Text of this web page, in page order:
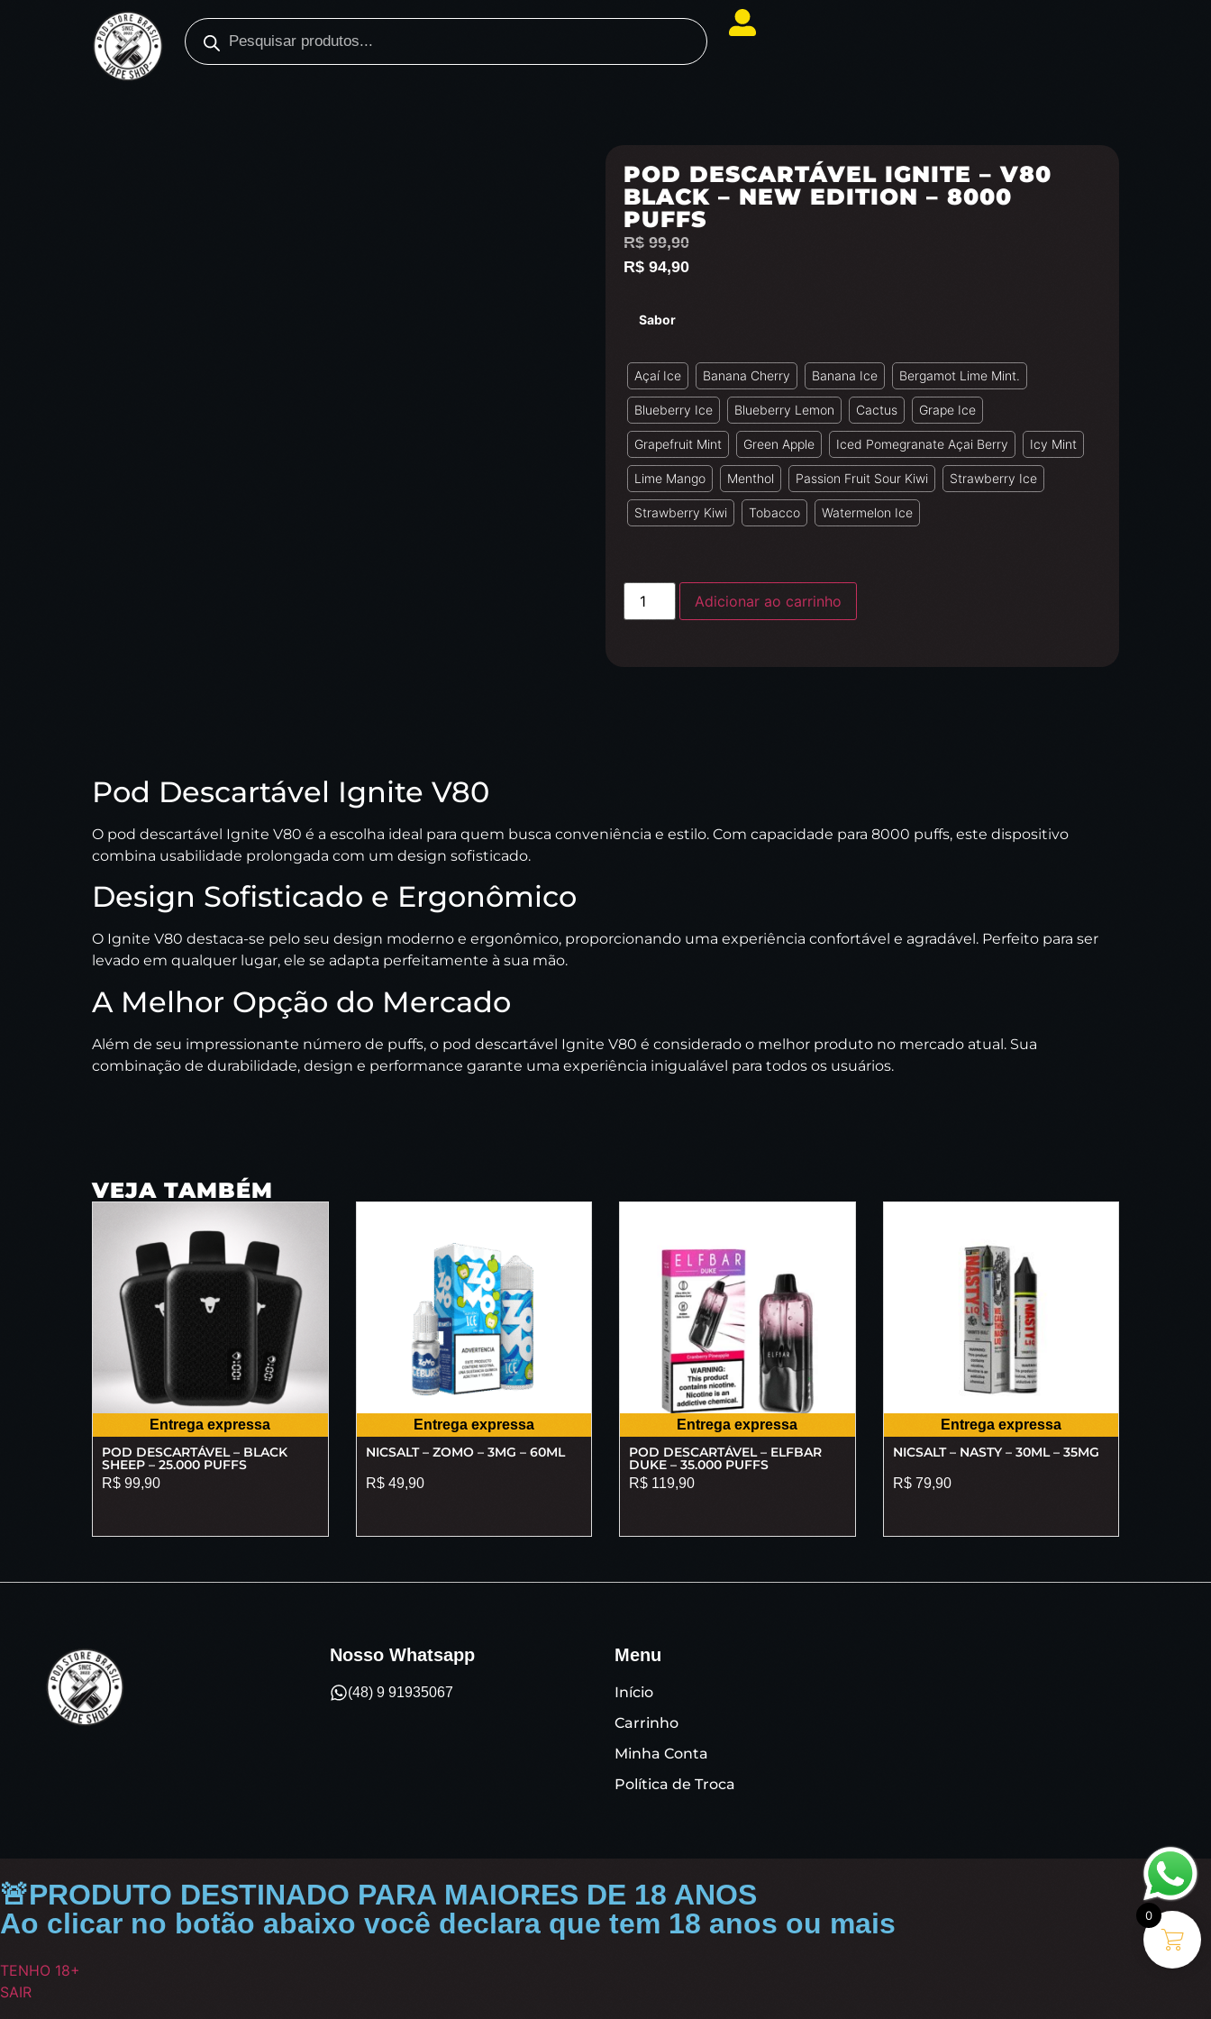
POD DESCARTÁVEL IGNITE – V80
BLACK – NEW EDITION – 8000
PUFFS
R$ 99,90
R$ 94,90
Sabor
Açaí Ice Banana Cherry Banana Ice Bergamot Lime Mint.
Blueberry Ice Blueberry Lemon Cactus Grape Ice
Grapefruit Mint Green Apple Iced Pomegranate Açai Berry Icy Mint
Lime Mango Menthol Passion Fruit Sour Kiwi Strawberry Ice
Strawberry Kiwi Tobacco Watermelon Ice
Adicionar ao carrinho
Pod Descartável Ignite V80
O pod descartável Ignite V80 é a escolha ideal para quem busca conveniência e estilo. Com capacidade para 8000 puffs, este dispositivo
combina usabilidade prolongada com um design sofisticado.
Design Sofisticado e Ergonômico
O Ignite V80 destaca-se pelo seu design moderno e ergonômico, proporcionando uma experiência confortável e agradável. Perfeito para ser
levado em qualquer lugar, ele se adapta perfeitamente à sua mão.
A Melhor Opção do Mercado
Além de seu impressionante número de puffs, o pod descartável Ignite V80 é considerado o melhor produto no mercado atual. Sua
combinação de durabilidade, design e performance garante uma experiência inigualável para todos os usuários.
VEJA TAMBÉM
Entrega expressa
POD DESCARTÁVEL – BLACK
SHEEP – 25.000 PUFFS
R$ 99,90
Entrega expressa
NICSALT – ZOMO – 3MG – 60ML
R$49,90
Entrega expressa
POD DESCARTÁVEL – ELFBAR
DUKE – 35.000 PUFFS
R$ 119,90
Entrega expressa
NICSALT – NASTY – 30ML – 35MG
R$79,90
Nosso Whatsapp
(48) 9 91935067
Menu
Início
Carrinho
Minha Conta
Política de Troca
0
🚨PRODUTO DESTINADO PARA MAIORES DE 18 ANOS
Ao clicar no botão abaixo você declara que tem 18 anos ou mais
TENHO 18+
SAIR